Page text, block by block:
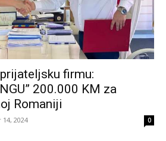
firmu:
200.000 KM za
Romaniji
2024 0